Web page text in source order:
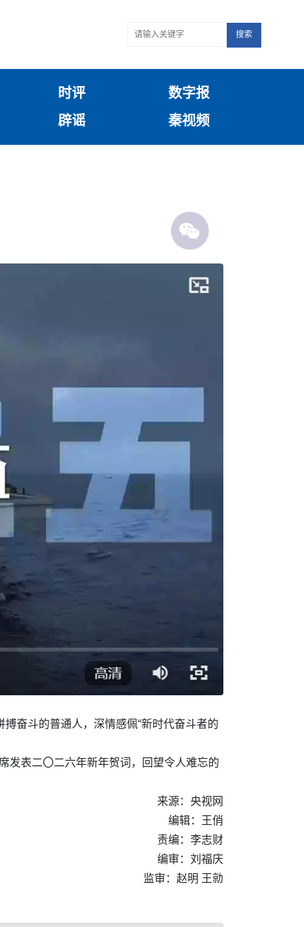
搜索
时评
数字报
辟谣 秦视频
奋斗的普通人，深情感佩“新时代奋斗者的
发表二〇二六年新年贺词，回望令人难忘的
来源：央视网
编辑：王俏
责编：李志财
编审：刘福庆
监审：赵明 王勍